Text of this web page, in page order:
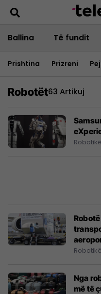
Ballina Të fundit
Prishtina Prizreni
Robotët63 Artikuj
Robotikë
Robotikë
Nga
më të